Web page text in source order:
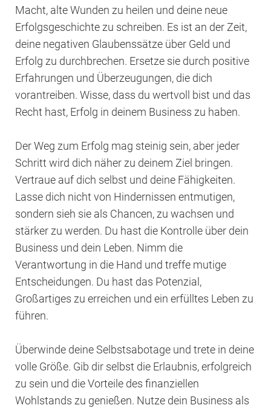
Macht, alte Wunden zu heilen und deine neue
Erfolgsgeschichte zu schreiben. Es ist an der Zeit,
deine negativen Glaubenssätze über Geld und
Erfolg zu durchbrechen. Ersetze sie durch positive
Erfahrungen und Überzeugungen, die dich
vorantreiben. Wisse, dass du wertvoll bist und das
Recht hast, Erfolg in deinem Business zu haben.
Der Weg zum Erfolg mag steinig sein, aber jeder
Schritt wird dich näher zu deinem Ziel bringen.
Vertraue auf dich selbst und deine Fähigkeiten.
Lasse dich nicht von Hindernissen entmutigen,
sondern sieh sie als Chancen, zu wachsen und
stärker zu werden. Du hast die Kontrolle über dein
Business und dein Leben. Nimm die
Verantwortung in die Hand und treffe mutige
Entscheidungen. Du hast das Potenzial,
Großartiges zu erreichen und ein erfülltes Leben zu
führen.
Überwinde deine Selbstsabotage und trete in deine
volle Größe. Gib dir selbst die Erlaubnis, erfolgreich
zu sein und die Vorteile des finanziellen
Wohlstands zu genießen. Nutze dein Business als